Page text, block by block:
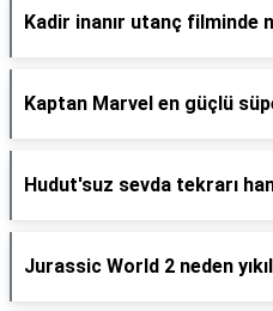
Kadir inanır utanç filminde
Kaptan Marvel en güçlü
Hudut'suz sevda tekrarı
Jurassic World 2 neden